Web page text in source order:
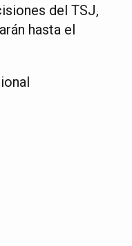
del TSJ,
hasta el